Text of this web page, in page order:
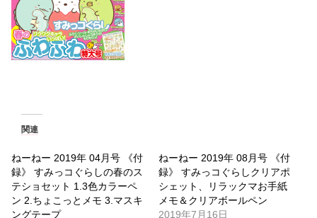
関連
ねーねー 2019年 04月号 《付
録》 すみっコぐらしの春のス
テショセット 1.3色カラーペ
ン 2.ちょこっとメモ 3.マスキ
ングテープ
ねーねー 2019年 08月号 《付
録》 すみっコぐらしクリアポ
シェット、リラックマお手紙
メモ＆クリアボールペン
2019年7月16日